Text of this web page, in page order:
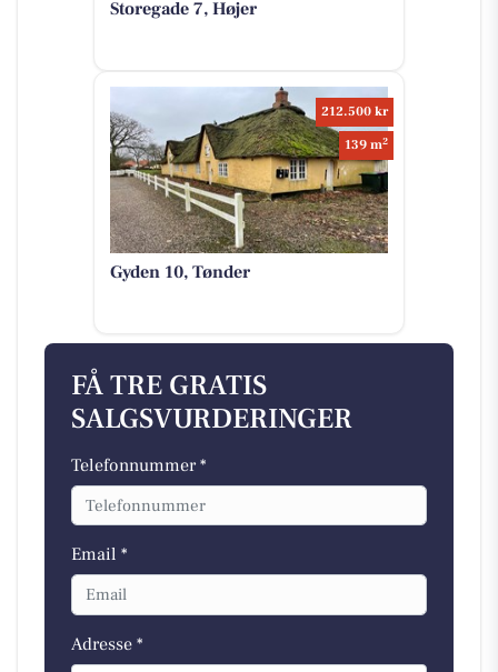
Storegade 7, Højer
212.500 kr
139 m2
Gyden 10, Tønder
FÅ TRE GRATIS
SALGSVURDERINGER
Telefonnummer *
Email *
Adresse *